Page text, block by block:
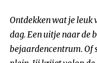
Ontdekken wat je leuk
dag. Een uitje naar de
bejaardencentrum. Of